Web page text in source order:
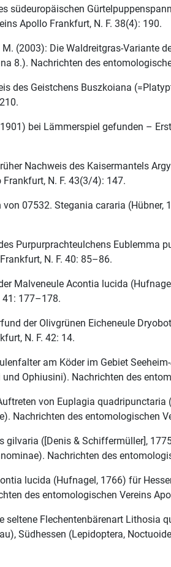
südeuropäischen
Apollo Frankfurt, N. F. 38(4): 190.
(2003): Die Waldreitgras-
8.). Nachrichten des
des Geistchens Buszkoiana
bei Lämmerspiel gefunden –
Nachweis des Kaisermantels
N. F. 43(3/4): 147.
07532. Stegania cararia
Purpurprachteulchens Eublemma
N. F. 40: 85–86.
Malveneule Acontia lucida
41: 177–178.
der Olivgrünen Eicheneule
N. F. 42: 14.
am Köder im Gebiet
Ophiusini). Nachrichten des
von Euplagia
Nachrichten des entomologischen
([Denis & Schiffermüller],
Nachrichten des
lucida (Hufnagel, 1766) für
des entomologischen Vereins
Flechentenbärenart Lithosia
Südhessen (Lepidoptera,